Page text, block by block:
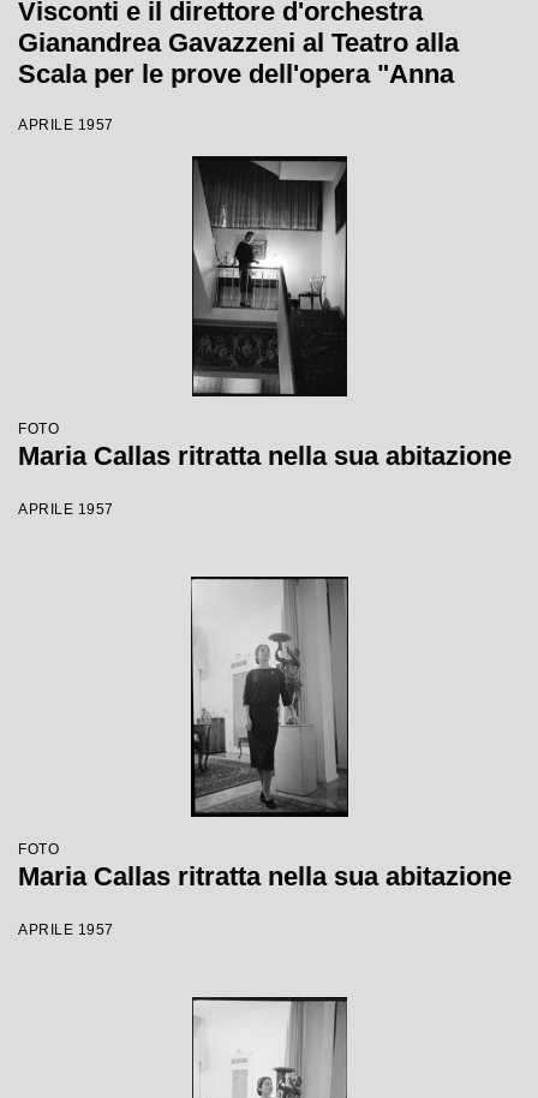
Visconti e il direttore d'orchestra
Gianandrea Gavazzeni al Teatro alla
Scala per le prove dell'opera "Anna
APRILE 1957
FOTO
Maria Callas ritratta nella sua abitazione
APRILE 1957
FOTO
Maria Callas ritratta nella sua abitazione
APRILE 1957